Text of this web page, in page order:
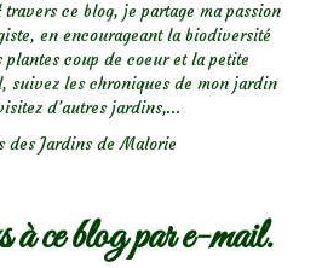
ce blog, je partage ma passion
en encourageant la biodiversité
coup de coeur et la petite
suivez les chroniques de mon jardin
d’autres jardins,...
des Jardins de Malorie
ce blog par e-mail.